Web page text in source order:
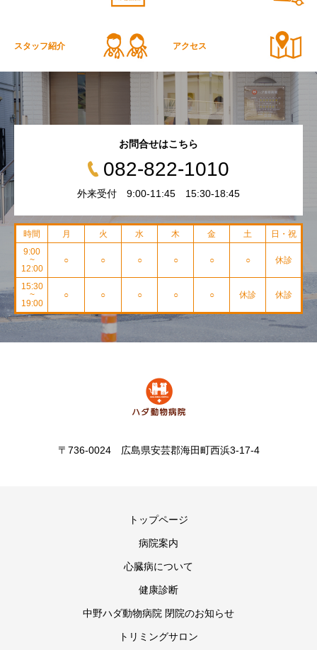
スタッフ紹介 アクセス
お問合せはこちら
082-822-1010
外来受付 9:00-11:45 15:30-18:45
時間 月 火 水 木 金 土
日・祝
9:00
~
12:00
○ ○ ○ ○ ○ ○ 休診
15:30
~
19:00
○ ○ ○ ○ ○ 休診 休診
〒736-0024 広島県安芸郡海田町西浜3-17-4
トップページ
病院案内
心臓病について
健康診断
中野ハダ動物病院 閉院のお知らせ
トリミングサロン